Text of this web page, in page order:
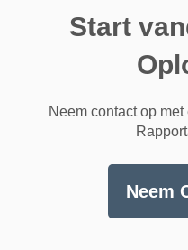
Start
Neem contact op
Neem